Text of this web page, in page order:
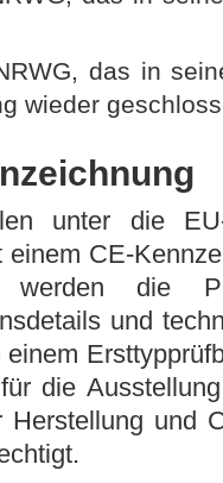
das in
wieder
unter die
einem CE-
werden die
und
einem
die
Herstellung und